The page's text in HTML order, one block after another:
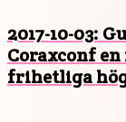
2017-10-03:
Coraxconf
frihetliga